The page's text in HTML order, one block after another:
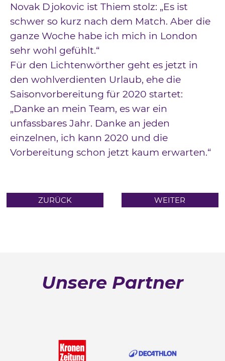
Novak Djokovic ist Thiem stolz: „Es ist
schwer so kurz nach dem Match. Aber die
ganze Woche habe ich mich in London
sehr wohl gefühlt.“
Für den Lichtenwörther geht es jetzt in
den wohlverdienten Urlaub, ehe die
Saisonvorbereitung für 2020 startet:
„Danke an mein Team, es war ein
unfassbares Jahr. Danke an jeden
einzelnen, ich kann 2020 und die
Vorbereitung schon jetzt kaum erwarten.“
ZURÜCK WEITER
Unsere Partner